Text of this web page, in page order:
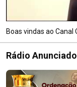
Boas vindas ao Canal
Rádio